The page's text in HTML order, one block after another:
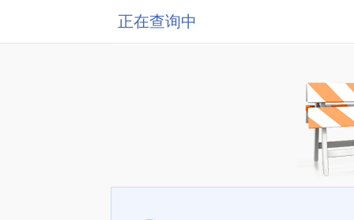
正在查询中